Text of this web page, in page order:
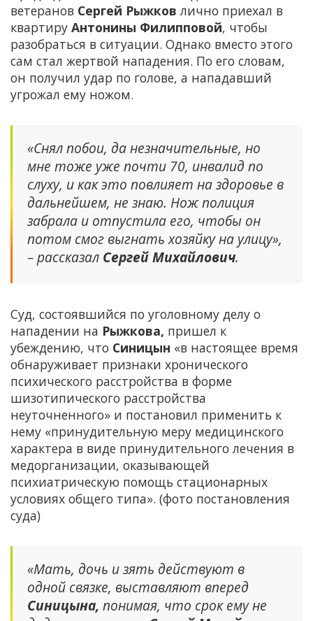
ветеранов Сергей Рыжков лично приехал в
квартиру Антонины Филипповой, чтобы
разобраться в ситуации. Однако вместо этого
сам стал жертвой нападения. По его словам,
он получил удар по голове, а нападавший
угрожал ему ножом.
«Снял побои, да незначительные, но
мне тоже уже почти 70, инвалид по
слуху, и как это повлияет на здоровье в
дальнейшем, не знаю. Нож полиция
забрала и отпустила его, чтобы он
потом смог выгнать хозяйку на улицу»,
– рассказал Сергей Михайлович.
Суд, состоявшийся по уголовному делу о
нападении на Рыжкова, пришел к
убеждению, что Синицын «в настоящее время
обнаруживает признаки хронического
психического расстройства в форме
шизотипического расстройства
неуточненного» и постановил применить к
нему «принудительную меру медицинского
характера в виде принудительного лечения в
медорганизации, оказывающей
психиатрическую помощь стационарных
условиях общего типа». (фото постановления
суда)
«Мать, дочь и зять действуют в
одной связке, выставляют вперед
Синицына, понимая, что срок ему не